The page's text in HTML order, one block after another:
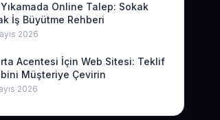
Yıkamada Online Talep: Sokak
İş Büyütme Rehberi
2026
Acentesi İçin Web Sitesi: Teklif
Müşteriye Çevirin
2026